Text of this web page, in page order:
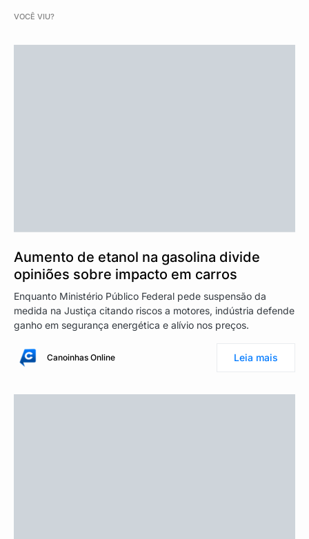
VOCÊ VIU?
Aumento de etanol na gasolina divide
opiniões sobre impacto em carros
Enquanto Ministério Público Federal pede suspensão da
medida na Justiça citando riscos a motores, indústria defende
ganho em segurança energética e alívio nos preços.
Canoinhas Online Leia mais